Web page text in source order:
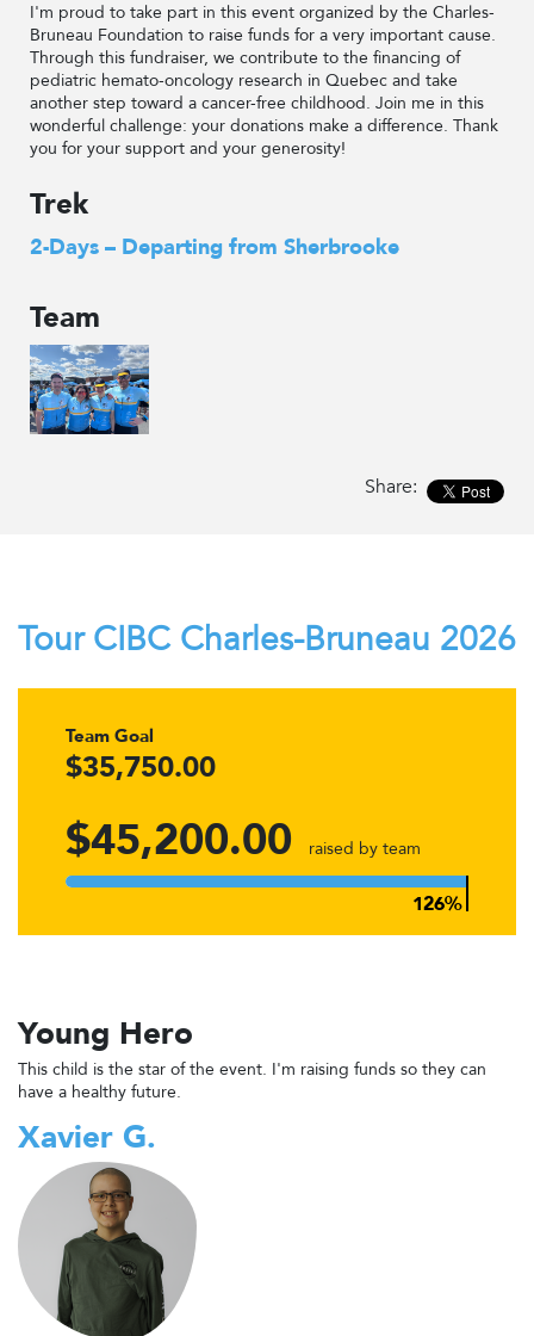
I'm proud to take part in this event organized by the Charles-
Bruneau Foundation to raise funds for a very important cause.
Through this fundraiser, we contribute to the financing of
pediatric hemato-oncology research in Quebec and take
another step toward a cancer-free childhood. Join me in this
wonderful challenge: your donations make a difference. Thank
you for your support and your generosity!
Trek
2-Days – Departing from Sherbrooke
Team
Share:
Tour CIBC Charles-Bruneau 2026
Team Goal
$35,750.00
$45,200.00 raised by team
Young Hero
This child is the star of the event. I'm raising funds so they can
have a healthy future.
Xavier G.